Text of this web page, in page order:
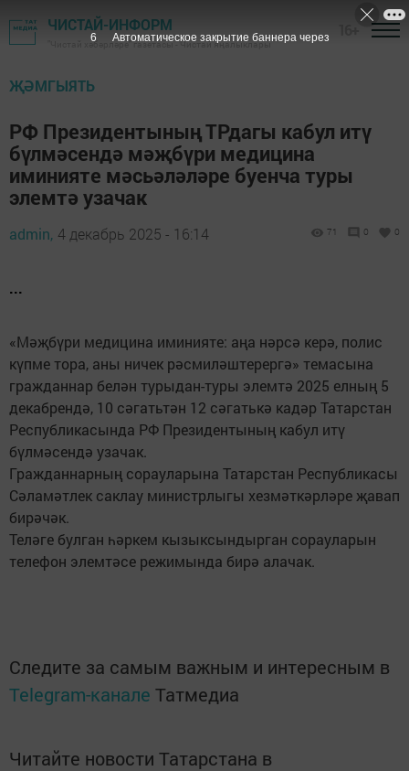
ЧИСТАЙ-ИНФОРМ
"Чистай хәбәрләре" газетасы - Чистай яңалыклары
ҖӘМГЫЯТЬ
РФ Президентының ТРдагы кабул итү
бүлмәсендә мәҗбүри медицина
иминияте мәсьәләләре буенча туры
элемтә узачак
admin, 4 декабрь 2025 - 16:14 71 0 0
...
«Мәҗбүри медицина иминияте: аңа нәрсә керә, полис
күпме тора, аны ничек рәсмиләштерергә» темасына
гражданнар белән турыдан-туры элемтә 2025 елның 5
декабрендә, 10 сәгатьтән 12 сәгатькә кадәр Татарстан
Республикасында РФ Президентының кабул итү
бүлмәсендә узачак.
Гражданнарның сорауларына Татарстан Республикасы
Сәламәтлек саклау министрлыгы хезмәткәрләре җавап
бирәчәк.
Теләге булган һәркем кызыксындырган сорауларын
телефон элемтәсе режимында бирә алачак.
Следите за самым важным и интересным в
Telegram-канале Татмедиа
Читайте новости Татарстана в
5 Автоматическое закрытие баннера через